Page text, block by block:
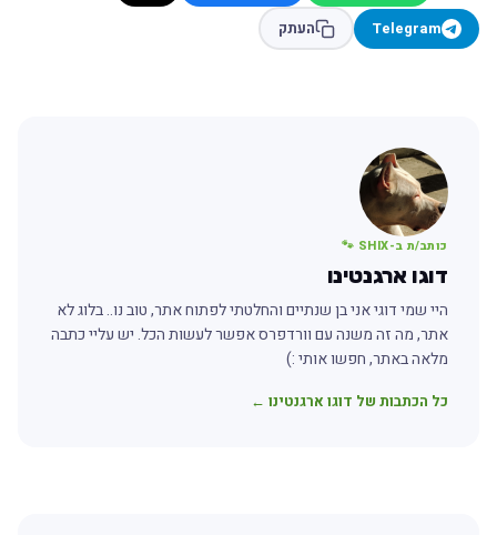
Telegram
העתק
כותב/ת ב-SHIX 🐾
דוגו ארגנטינו
היי שמי דוגי אני בן שנתיים והחלטתי לפתוח אתר, טוב נו.. בלוג לא
אתר, מה זה משנה עם וורדפרס אפשר לעשות הכל. יש עליי כתבה
מלאה באתר, חפשו אותי :)
כל הכתבות של דוגו ארגנטינו ←